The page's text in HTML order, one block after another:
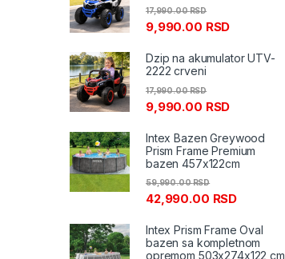
9,990.00 RSD
17,990.00RSD
Dzip na akumulator UTV-
2222 crveni
9,990.00 RSD
17,990.00RSD
Intex Bazen Greywood
Prism Frame Premium
bazen 457x122cm
42,990.00 RSD
59,990.00RSD
Intex Prism Frame Oval
bazen sa kompletnom
opremom 503x274x122 cm